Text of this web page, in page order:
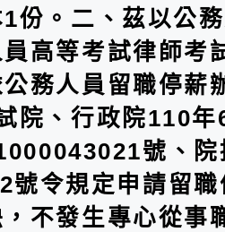
份。二、茲以公
高等考試律師考
務人員留職停薪
院、行政院110
號、
號令規定申請留
不發生專心從事